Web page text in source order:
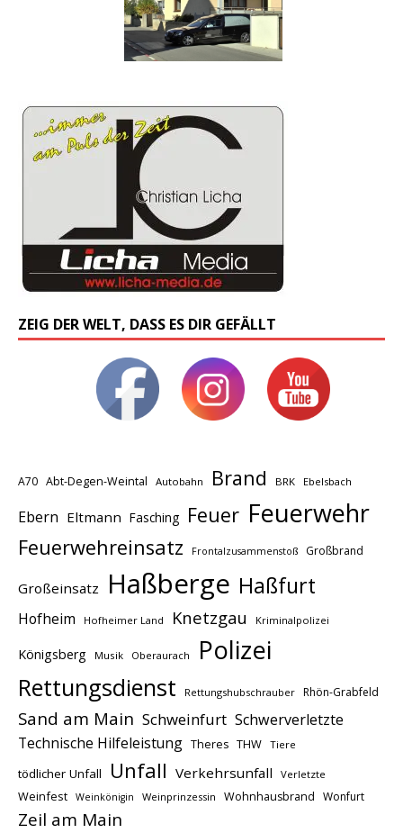
ZEIG DER WELT, DASS ES DIR GEFÄLLT
A70 Abt-Degen-Weintal Autobahn Brand BRK Ebelsbach
Ebern Eltmann Fasching Feuer Feuerwehr
Feuerwehreinsatz Frontalzusammenstoß Großbrand
Großeinsatz Haßberge Haßfurt
Hofheim Hofheimer Land Knetzgau Kriminalpolizei
Königsberg Musik Oberaurach Polizei
Rettungsdienst Rettungshubschrauber Rhön-Grabfeld
Sand am Main Schweinfurt Schwerverletzte
Technische Hilfeleistung Theres THW Tiere
tödlicher Unfall Unfall Verkehrsunfall Verletzte
Weinfest Weinkönigin Weinprinzessin Wohnhausbrand Wonfurt
Zeil am Main